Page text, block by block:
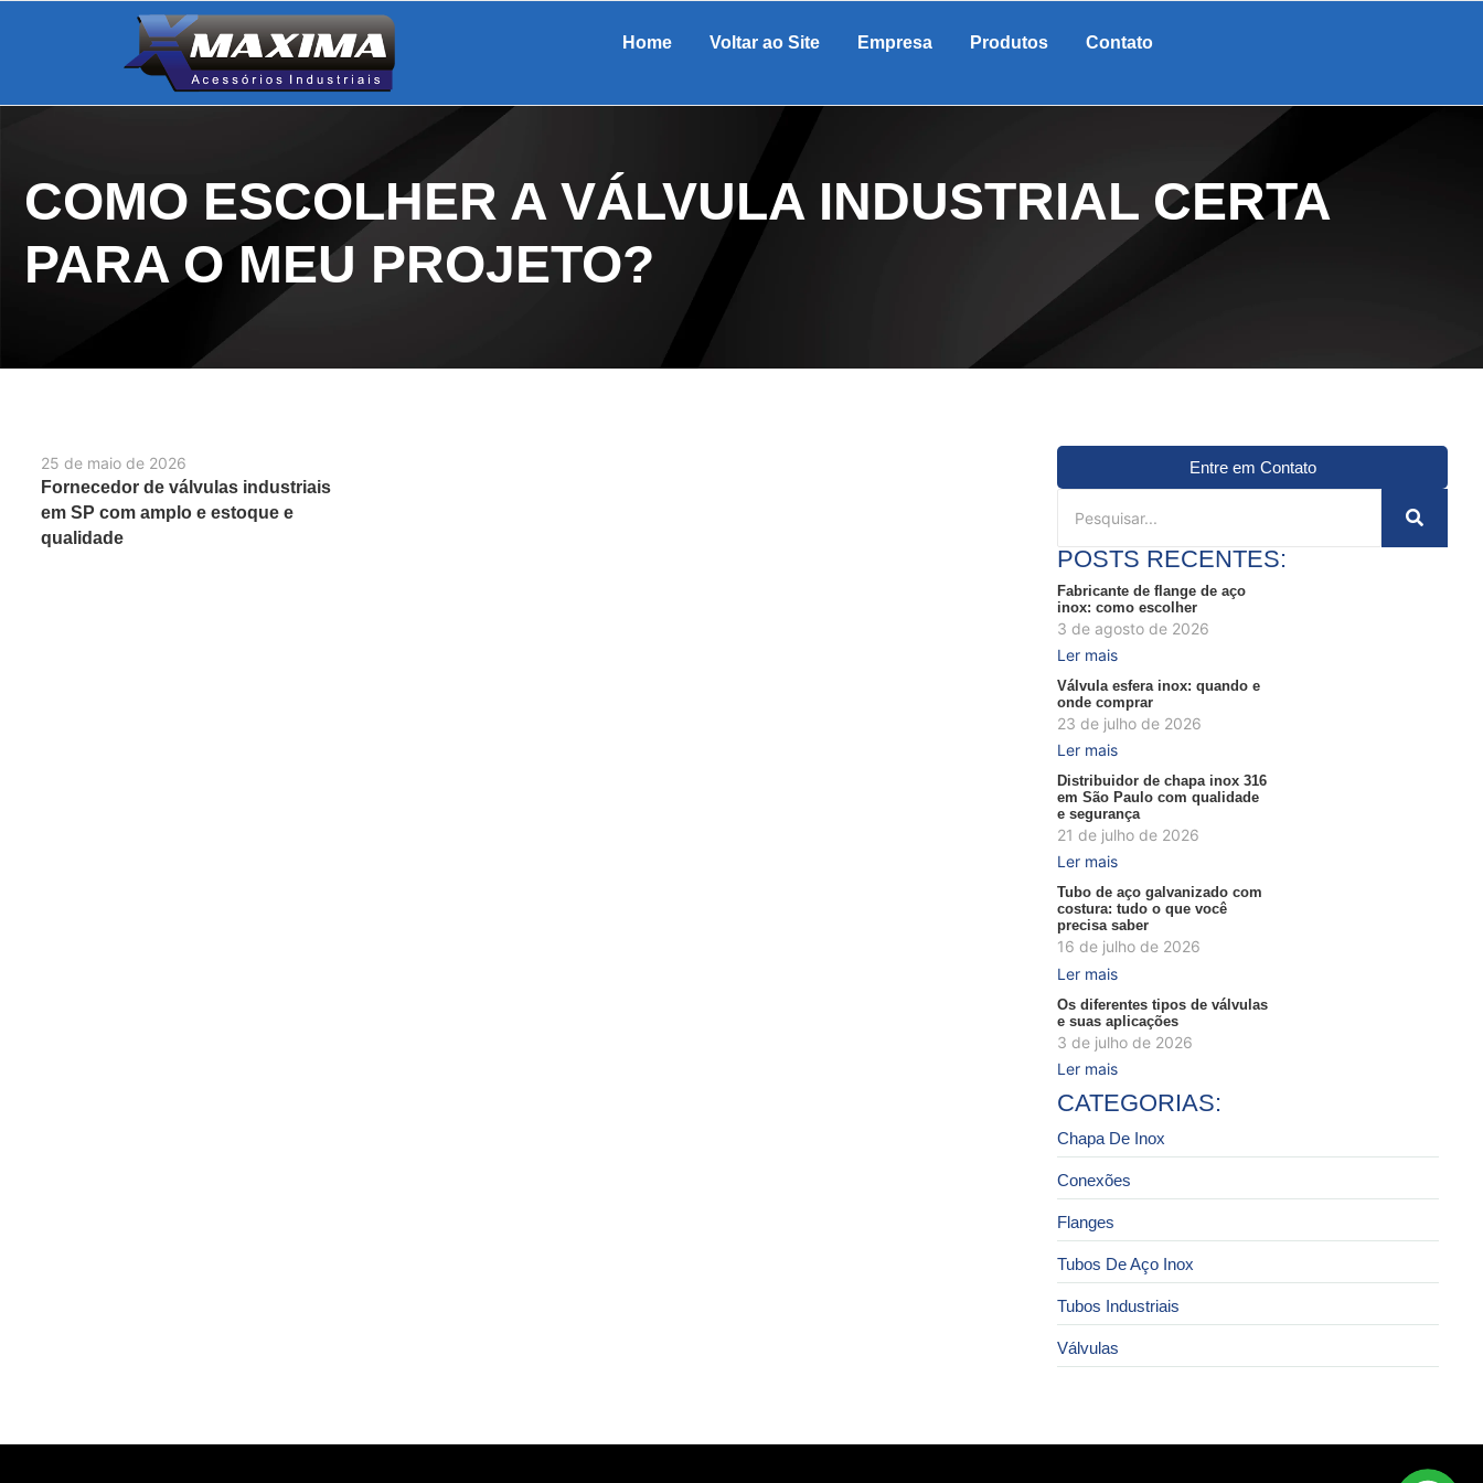
Home Voltar ao Site Empresa Produtos Contato
COMO ESCOLHER A VÁLVULA INDUSTRIAL CERTA
PARA O MEU PROJETO?
25 de maio de 2026
Fornecedor de válvulas industriais
em SP com amplo e estoque e
qualidade
Entre em Contato
POSTS RECENTES:
Fabricante de flange de aço
inox: como escolher
3 de agosto de 2026
Ler mais
Válvula esfera inox: quando e
onde comprar
23 de julho de 2026
Ler mais
Distribuidor de chapa inox 316
em São Paulo com qualidade
e segurança
21 de julho de 2026
Ler mais
Tubo de aço galvanizado com
costura: tudo o que você
precisa saber
16 de julho de 2026
Ler mais
Os diferentes tipos de válvulas
e suas aplicações
3 de julho de 2026
Ler mais
CATEGORIAS:
Chapa De Inox
Conexões
Flanges
Tubos De Aço Inox
Tubos Industriais
Válvulas